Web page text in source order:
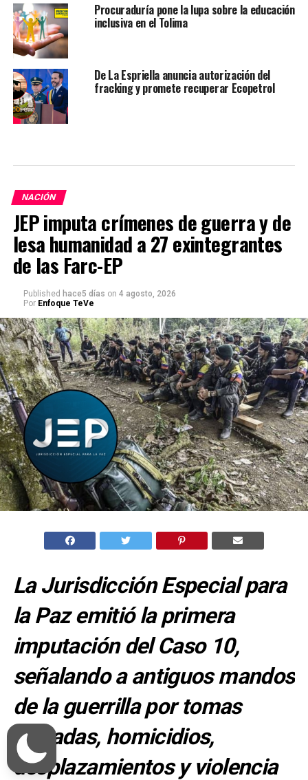
Procuraduría pone la lupa sobre la educación
inclusiva en el Tolima
De La Espriella anuncia autorización del
fracking y promete recuperar Ecopetrol
NACIÓN
JEP imputa crímenes de guerra y de
lesa humanidad a 27 exintegrantes
de las Farc-EP
Published hace5 días on 4 agosto, 2026
Por Enfoque TeVe
La Jurisdicción Especial para
la Paz emitió la primera
imputación del Caso 10,
señalando a antiguos mandos
de la guerrilla por tomas
armadas, homicidios,
desplazamientos y violencia